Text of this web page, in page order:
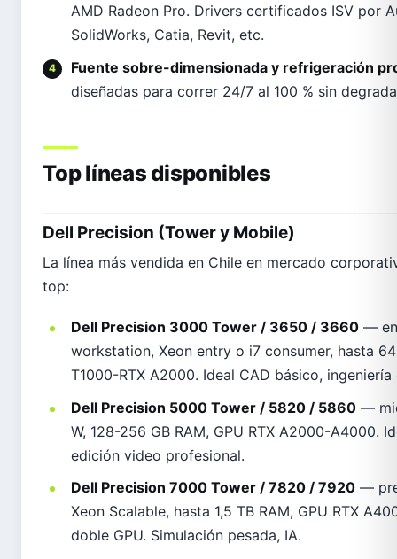
AMD Radeon Pro. Drivers certificados ISV por
SolidWorks, Catia, Revit, etc.
Fuente sobre-dimensionada y refrigeración
diseñadas para correr 24/7 al 100 % sin
Top líneas disponibles
Dell Precision (Tower y Mobile)
La línea más vendida en Chile en mercado
top:
Dell Precision 3000 Tower / 3650 / 3660 —
workstation, Xeon entry o i7 consumer, hasta 64
T1000-RTX A2000. Ideal CAD básico, ingeniería
Dell Precision 5000 Tower / 5820 / 5860 —
W, 128-256 GB RAM, GPU RTX A2000-A4000.
edición video profesional.
Dell Precision 7000 Tower / 7820 / 7920 —
Xeon Scalable, hasta 1,5 TB RAM, GPU RTX
doble GPU. Simulación pesada, IA.